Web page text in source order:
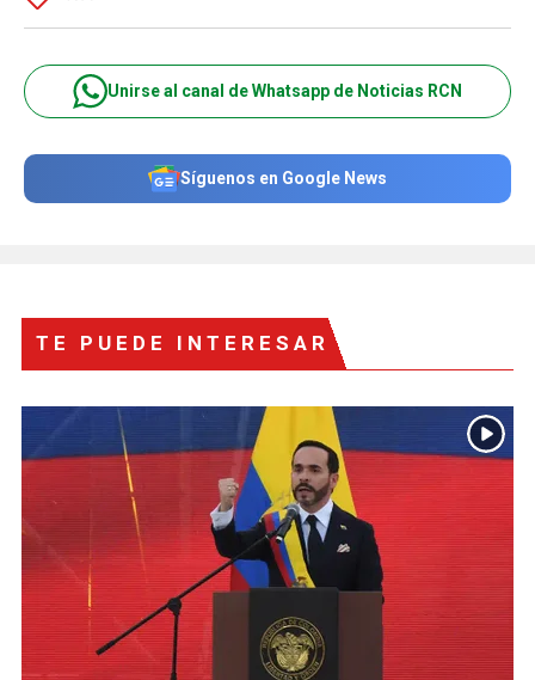
Unirse al canal de Whatsapp de Noticias RCN
Síguenos en Google News
TE PUEDE INTERESAR